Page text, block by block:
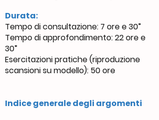
Durata:
Tempo di consultazione: 7 ore e 30”
Tempo di approfondimento: 22 ore e
30”
Esercitazioni pratiche (riproduzione
scansioni su modello): 50 ore
Indice generale degli argomenti